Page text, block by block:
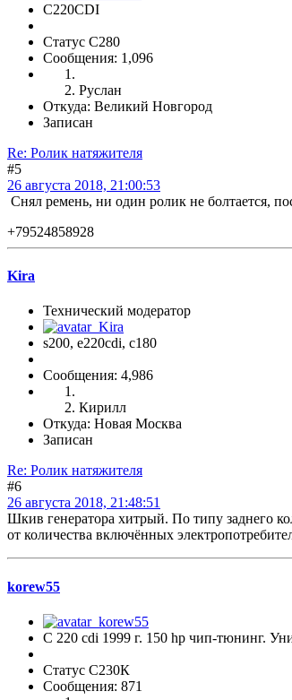
C220CDI
Статус C280
Сообщения: 1,096
Руслан
Откуда: Великий Новгород
Записан
Re: Ролик натяжителя
#5
26 августа 2018, 21:00:53
Снял ремень, ни один ролик не болтается,
+79524858928
Kira
Технический модератор
s200, е220cdi, с180
Сообщения: 4,986
Кирилл
Откуда: Новая Москва
Записан
Re: Ролик натяжителя
#6
26 августа 2018, 21:48:51
Шкив генератора хитрый. По типу заднего
от количества включённых
korew55
C 220 cdi 1999 г. 150 hp чип-тюнинг.
Статус С230К
Сообщения: 871